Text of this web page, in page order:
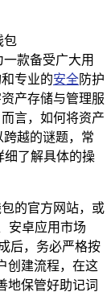
包
一款备受广大用
专业的安全防护
产存储与管理服
言，如何将资产
越的谜题，常
细了解具体的操
的官方网站，或
安卓应用市场
后，务必严格按
创建流程，在这
地保管好助记词